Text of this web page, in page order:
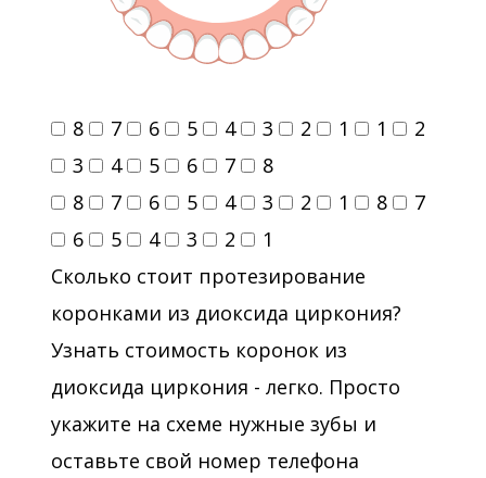
8 7 6 5 4 3 2 1 1
2
3
4 5 6 7
8
8
7 6 5 4 3 2 1 8
7
6
5 4 3 2
1
Сколько стоит протезирование
коронками из диоксида циркония?
Узнать стоимость коронок из
диоксида циркония - легко. Просто
укажите на схеме нужные зубы и
оставьте свой номер телефона